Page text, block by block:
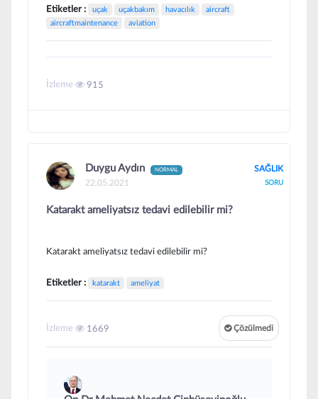
Etiketler : uçak uçakbakım havacılık
aircraft
aircraftmaintenance
aviation
İzleme 915
Duygu Aydın NORMAL
22.05.2021
SAĞLIK
SORU
Katarakt ameliyatsız tedavi edilebilir mi?
Katarakt ameliyatsız tedavi edilebilir mi?
Etiketler : katarakt ameliyat
Çözülmedi
İzleme 1669